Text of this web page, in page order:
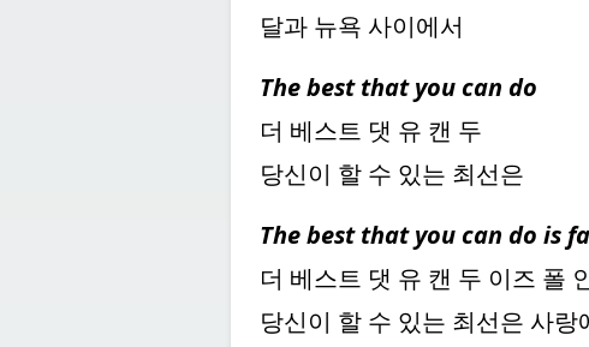
달과 뉴욕 사이에서
The best that you can do
더 베스트 댓 유 캔 두
당신이 할 수 있는 최선은
The best that you can do is
더 베스트 댓 유 캔 두 이즈 폴
당신이 할 수 있는 최선은 사랑